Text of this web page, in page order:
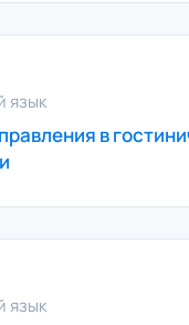
язык
в
язык